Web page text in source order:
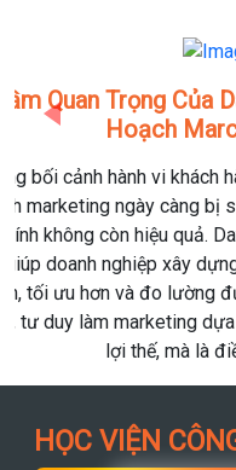
Tổng Hợp Các
Engineering
Khi Data Science dịch
hệ thống, ranh giới giữa
Engineer ngày càng mờ
ngữ phổ biến nhất mà
Previous
HỌC VIỆN